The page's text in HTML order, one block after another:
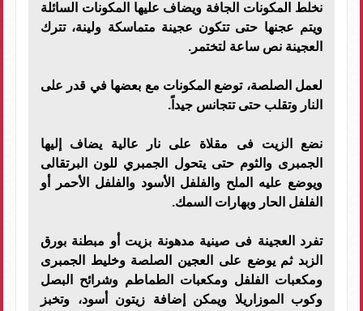
نخلط المكونات الجافة ويضاف عليها المكونات السائلة
ويتم عجنها حتى تتكون عجينة متماسكة ولينة، تترك
العجينة نص ساعة لتختمر.
لعمل الصلصة، توضع المكونات مع بعضها في قدر على
النار وتقلب حتى تتجانس جيداً.
نضع الزيت فى مقلاة على نار عالية يضاف إليها
الجمبرى والثوم حتى يتحول الجمبري للون البرتقالى
ويوضع عليه الملح والفلفل الأسود والفلفل الأحمر أو
الفلفل الحار وبهارات السمك.
تفرد العجينة فى صينية مدهونة بزيت أو مبطنة بورق
الزبد ثم يوضع على العجين الصلصة وخليط الجمبرى
ومكعبات الفلفل ومكعبات الطماطم وشرائح البصل
وكوب الموزاريلا ويمكن إضافة زيتون أسود، وتخبز